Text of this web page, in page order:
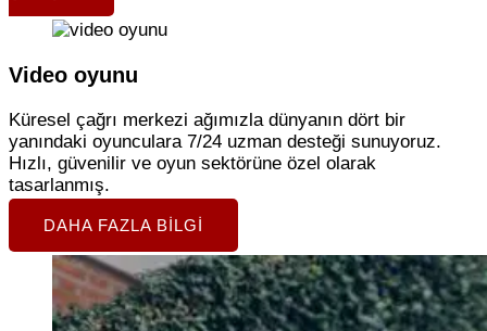
Video oyunu
Küresel çağrı merkezi ağımızla dünyanın dört bir
yanındaki oyunculara 7/24 uzman desteği sunuyoruz.
Hızlı, güvenilir ve oyun sektörüne özel olarak
tasarlanmış.
DAHA FAZLA BILGI